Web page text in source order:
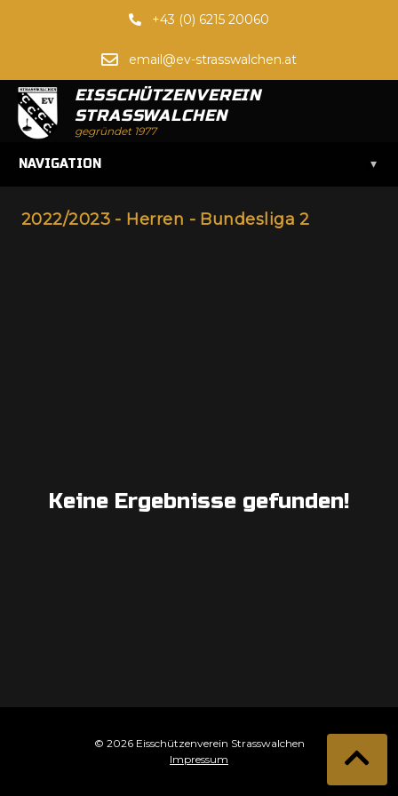
+43 (0) 6215 20060
email@ev-strasswalchen.at
EISSCHÜTZENVEREIN
STRASSWALCHEN
gegründet 1977
NAVIGATION ▾
2022/2023 - Herren - Bundesliga 2
Keine Ergebnisse gefunden!
© 2026 Eisschützenverein Strasswalchen
Impressum